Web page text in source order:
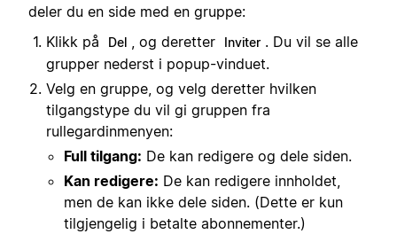
deler du en side med en gruppe:
Klikk på
Del , og deretter Inviter . Du vil se alle
grupper nederst i popup-vinduet.
Velg en gruppe, og velg deretter hvilken
tilgangstype du vil gi gruppen fra
rullegardinmenyen:
Full tilgang: De kan redigere og dele siden.
Kan redigere: De kan redigere innholdet,
men de kan ikke dele siden. (Dette er kun
tilgjengelig i betalte abonnementer.)